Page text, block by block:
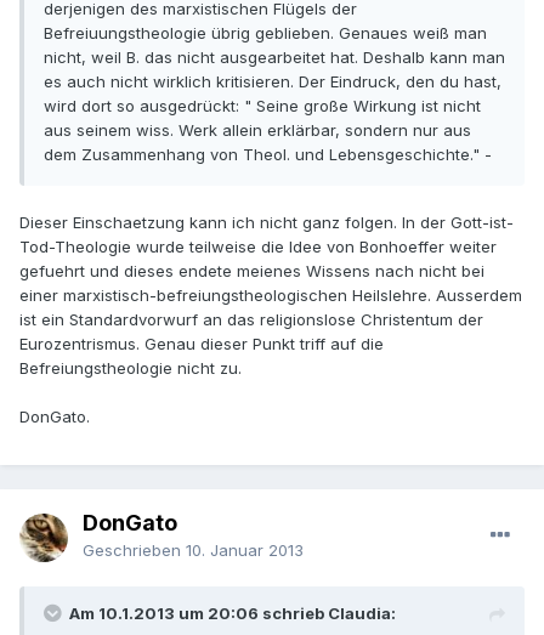
derjenigen des marxistischen Flügels der
Befreiuungstheologie übrig geblieben. Genaues weiß man
nicht, weil B. das nicht ausgearbeitet hat. Deshalb kann man
es auch nicht wirklich kritisieren. Der Eindruck, den du hast,
wird dort so ausgedrückt: " Seine große Wirkung ist nicht
aus seinem wiss. Werk allein erklärbar, sondern nur aus
dem Zusammenhang von Theol. und Lebensgeschichte." -
Dieser Einschaetzung kann ich nicht ganz folgen. In der Gott-ist-
Tod-Theologie wurde teilweise die Idee von Bonhoeffer weiter
gefuehrt und dieses endete meienes Wissens nach nicht bei
einer marxistisch-befreiungstheologischen Heilslehre. Ausserdem
ist ein Standardvorwurf an das religionslose Christentum der
Eurozentrismus. Genau dieser Punkt triff auf die
Befreiungstheologie nicht zu.
DonGato.
DonGato
Geschrieben 10. Januar 2013
Am 10.1.2013 um 20:06 schrieb Claudia: